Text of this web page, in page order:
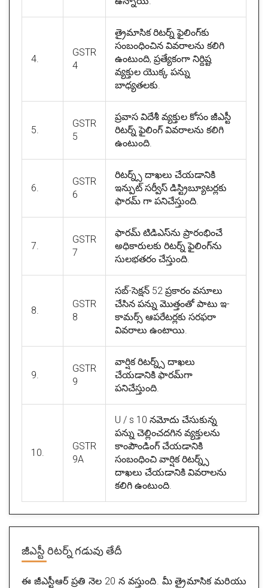
4.
GSTR
4
త్రైమాసిక రిటర్న్ ఫైలింగ్‌కు
సంబంధించిన వివరాలను కలిగి
ఉంటుంది, ప్రత్యేకంగా నిర్దిష్ట
వ్యక్తుల యొక్క పన్ను
బాధ్యతలకు.
5.
GSTR
5
ప్రవాస విదేశీ వ్యక్తుల కోసం జీఎస్టీ
రిటర్న్ ఫైలింగ్ వివరాలను కలిగి
ఉంటుంది.
6.
GSTR
6
రిటర్న్స్ దాఖలు చేయడానికి
ఇన్పుట్ సర్వీస్ డిస్ట్రిబ్యూటర్లకు
ఫారమ్ గా పనిచేస్తుంది.
7.
GSTR
7
ఫారమ్ టిడిఎస్‌ను ప్రారంభించే
అధికారులకు రిటర్న్ ఫైలింగ్‌ను
సులభతరం చేస్తుంది.
8.
GSTR
8
సబ్-సెక్షన్ 52 ప్రకారం వసూలు
చేసిన పన్ను మొత్తంతో పాటు ఇ-
కామర్స్ ఆపరేటర్లకు సరఫరా
వివరాలు ఉంటాయి.
9.
GSTR
9
వార్షిక రిటర్న్స్ దాఖలు
చేయడానికి ఫారమ్‌గా
పనిచేస్తుంది.
10.
GSTR
9A
U / s 10 నమోదు చేసుకున్న
పన్ను చెల్లించదగిన వ్యక్తులను
కాంపౌండింగ్ చేయడానికి
సంబంధించి వార్షిక రిటర్న్స్
దాఖలు చేయడానికి వివరాలను
కలిగి ఉంటుంది.
జీఎస్టీ రిటర్న్ గడువు తేదీ
ఈ జీఎస్టీఆర్ ప్రతి నెల 20 న వస్తుంది. మీ త్రైమాసిక మరియు